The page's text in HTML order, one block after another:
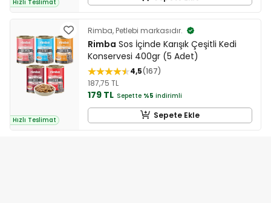
Hızlı Teslimat
Hızlı Teslimat
Rimba, Petlebi markasıdır.
Rimba Sos İçinde Karışık Çeşitli Kedi
Konservesi 400gr (5 Adet)
4,5 167
187,75 TL
179 TL Sepette %5 indirimli
Sepete Ekle